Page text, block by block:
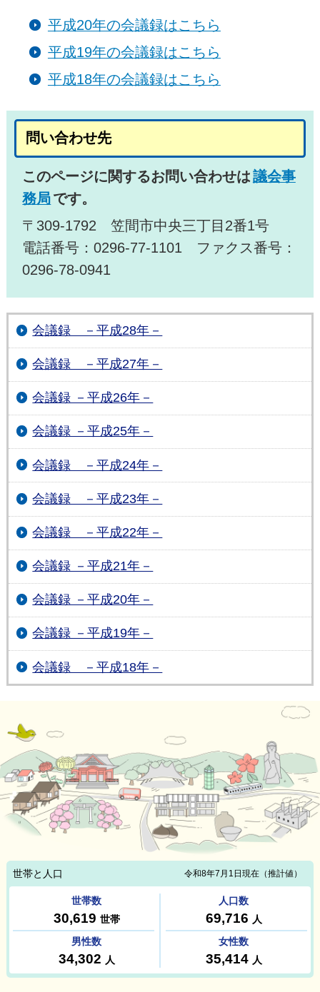
平成20年の会議録はこちら
平成19年の会議録はこちら
平成18年の会議録はこちら
問い合わせ先
このページに関するお問い合わせは議会事
務局です。
〒309-1792 笠間市中央三丁目2番1号
電話番号：0296-77-1101 ファクス番号：
0296-78-0941
会議録 －平成28年－
会議録 －平成27年－
会議録 －平成26年－
会議録 －平成25年－
会議録 －平成24年－
会議録 －平成23年－
会議録 －平成22年－
会議録 －平成21年－
会議録 －平成20年－
会議録 －平成19年－
会議録 －平成18年－